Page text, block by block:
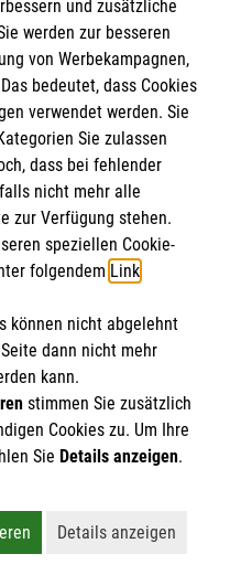
Hilfe kursieren viele
ist überholt? Wir
und zusätzliche
werden zur besseren
von Werbekampagnen,
bedeutet, dass Cookies
verwendet werden. Sie
Sie zulassen
dass bei fehlender
nicht mehr alle
zur Verfügung stehen.
speziellen Cookie-
folgendem Link.
können nicht abgelehnt
dann nicht mehr
kann.
stimmen Sie zusätzlich
Cookies zu. Um Ihre
Sie Details anzeigen.
Cookies ab
alle Cookies
Details anzeigen